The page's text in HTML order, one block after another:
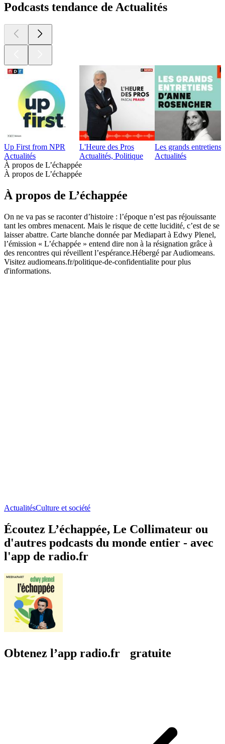
Podcasts tendance de Actualités
Up First from NPR
Actualités
L'Heure des Pros
Actualités, Politique
Les grands
Actualités
À propos de L’échappée
À propos de L’échappée
À propos de L’échappée
On ne va pas se raconter d’histoire : l’époque n’est pas réjouissante
tant les ombres menacent. Mais le risque de cette lucidité, c’est de se
laisser abattre. Carte blanche donnée par Mediapart à Edwy Plenel,
l’émission « L’échappée » entend dire non à la résignation grâce à
des rencontres qui réveillent l’espérance.Hébergé par Audiomeans.
Visitez audiomeans.fr/politique-de-confidentialite pour plus
d'informations.
ActualitésCulture et société
Écoutez L’échappée, Le Collimateur ou
d'autres podcasts du monde entier - avec
l'app de radio.fr
Obtenez l’app radio.fr gratuite